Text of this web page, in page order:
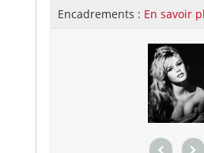
Encadrements : En savoir